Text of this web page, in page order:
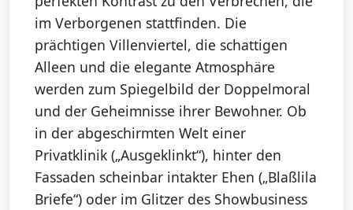
im Verborgenen stattfinden. Die
prächtigen Villenviertel, die schattigen
Alleen und die elegante Atmosphäre
werden zum Spiegelbild der Doppelmoral
und der Geheimnisse ihrer Bewohner. Ob
in der abgeschirmten Welt einer
Privatklinik („Ausgeklinkt“), hinter den
Fassaden scheinbar intakter Ehen („Blaßlila
Briefe“) oder im Glitzer des Showbusiness